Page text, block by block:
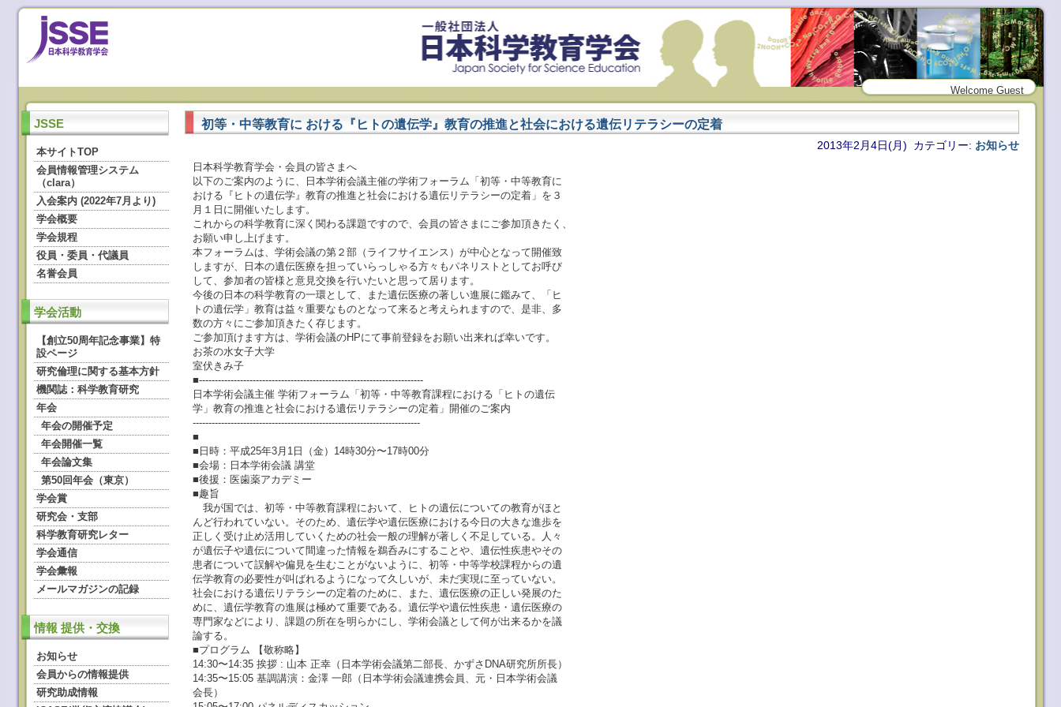
Welcome Guest
JSSE
本サイトTOP
会員情報管理システム
（clara）
入会案内 (2022年7月より)
学会概要
学会規程
役員・委員・代議員
名誉会員
学会活動
【創立50周年記念事業】特
設ページ
研究倫理に関する基本方針
機関誌：科学教育研究
年会
年会の開催予定
年会開催一覧
年会論文集
第50回年会（東京）
学会賞
研究会・支部
科学教育研究レター
学会通信
学会彙報
メールマガジンの記録
情報 提供・交換
お知らせ
会員からの情報提供
研究助成情報
初等・中等教育に おける『ヒトの遺伝学』教育の推進と社会における遺伝リテラシーの定着
2013年2月4日(月) カテゴリー: お知らせ
日本科学教育学会・会員の皆さまへ
以下のご案内のように、日本学術会議主催の学術フォーラム「初等・中等教育に
おける『ヒトの遺伝学』教育の推進と社会における遺伝リテラシーの定着」を３
月１日に開催いたします。
これからの科学教育に深く関わる課題ですので、会員の皆さまにご参加頂きたく、
お願い申し上げます。
本フォーラムは、学術会議の第２部（ライフサイエンス）が中心となって開催致
しますが、日本の遺伝医療を担っていらっしゃる方々もパネリストとしてお呼び
して、参加者の皆様と意見交換を行いたいと思って居ります。
今後の日本の科学教育の一環として、また遺伝医療の著しい進展に鑑みて、「ヒ
トの遺伝学」教育は益々重要なものとなって来ると考えられますので、是非、多
数の方々にご参加頂きたく存じます。
ご参加頂けます方は、学術会議のHPにて事前登録をお願い出来れば幸いです。
お茶の水女子大学
室伏きみ子
■-----------------------------------------------------------------------
日本学術会議主催 学術フォーラム「初等・中等教育課程における「ヒトの遺伝
学」教育の推進と社会における遺伝リテラシーの定着」開催のご案内
------------------------------------------------------------------------
■
■日時：平成25年3月1日（金）14時30分〜17時00分
■会場：日本学術会議 講堂
■後援：医歯薬アカデミー
■趣旨
我が国では、初等・中等教育課程において、ヒトの遺伝についての教育がほと
んど行われていない。そのため、遺伝学や遺伝医療における今日の大きな進歩を
正しく受け止め活用していくための社会一般の理解が著しく不足している。人々
が遺伝子や遺伝について間違った情報を鵜呑みにすることや、遺伝性疾患やその
患者について誤解や偏見を生むことがないように、初等・中等学校課程からの遺
伝学教育の必要性が叫ばれるようになって久しいが、未だ実現に至っていない。
社会における遺伝リテラシーの定着のために、また、遺伝医療の正しい発展のた
めに、遺伝学教育の進展は極めて重要である。遺伝学や遺伝性疾患・遺伝医療の
専門家などにより、課題の所在を明らかにし、学術会議として何が出来るかを議
論する。
■プログラム 【敬称略】
14:30〜14:35 挨拶 : 山本 正幸（日本学術会議第二部長、かずさDNA研究所所長）
14:35〜15:05 基調講演：金澤 一郎（日本学術会議連携会員、元・日本学術会議
会長）